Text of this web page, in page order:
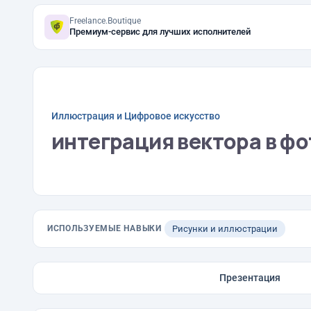
Freelance.Boutique
Премиум-сервис для лучших исполнителей
Иллюстрация и Цифровое искусство
интеграция вектора в
ИСПОЛЬЗУЕМЫЕ НАВЫКИ Рисунки и иллюстрации
Презентация